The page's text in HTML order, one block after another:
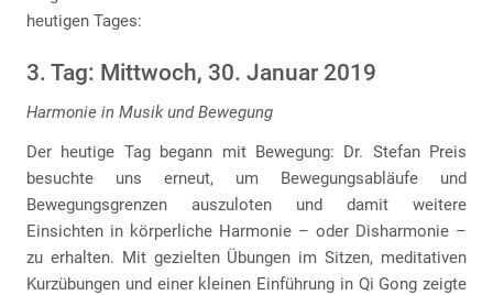
heutigen Tages:
3. Tag: Mittwoch, 30. Januar 2019
Harmonie in Musik und Bewegung
Der heutige Tag begann mit Bewegung: Dr. Stefan Preis
besuchte uns erneut, um Bewegungsabläufe und
Bewegungsgrenzen auszuloten und damit weitere
Einsichten in körperliche Harmonie – oder Disharmonie –
zu erhalten. Mit gezielten Übungen im Sitzen, meditativen
Kurzübungen und einer kleinen Einführung in Qi Gong zeigte